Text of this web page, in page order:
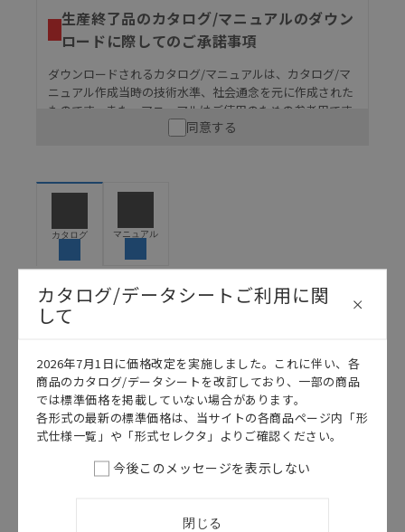
生産終了品のカタログ/マニュアルのダウン
ロードに際してのご承諾事項
ダウンロードされるカタログ/マニュアルは、カタログ/マ
ニュアル作成当時の技術水準、社会通念を元に作成された
ものです。また、マニュアルはご使用のための参考用です
ので、ご使用にあたっての安全性については十分にご配慮
うな用途に使用される場合には、システム全体として
保できるよう設計されていること、および本製品が全
ていることを、必ず事前に確認してください。
カタログ/マニュアルに記載されているアプリケーショ
ン事例は参考用ですので、ご採用に際しては機器・装
のもそのまま記載しています。・誤字、脱字が含まれ
ている可能性がありますがご容赦ください。
記載されているサービス内容や連絡先等は作成当時の
ものであり、変更・改定させていただいている可能性
え、ご用命下さいますようお願いいたします。
同意する
カタログ マニュアル
カタログ/データシートご利用に関
して
2026年7月1日に価格改定を実施しました。これに伴い、各
商品のカタログ/データシートを改訂しており、一部の商品
では標準価格を掲載していない場合があります。
各形式の最新の標準価格は、当サイトの各商品ページ内「形
式仕様一覧」や「形式セレクタ」よりご確認ください。
今後このメッセージを表示しない
閉じる